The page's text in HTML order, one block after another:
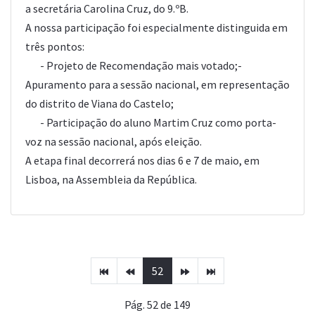
a secretária Carolina Cruz, do 9.ºB.
A nossa participação foi especialmente distinguida em
três pontos:
- Projeto de Recomendação mais votado;-
Apuramento para a sessão nacional, em representação
do distrito de Viana do Castelo;
- Participação do aluno Martim Cruz como porta-
voz na sessão nacional, após eleição.
A etapa final decorrerá nos dias 6 e 7 de maio, em
Lisboa, na Assembleia da República.
52
Pág. 52 de 149